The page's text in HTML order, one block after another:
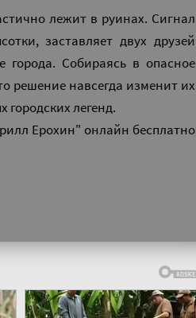
лежит в руинах. Сигнал
заставляет двух друзей
города. Собираясь в опасное
решение навсегда изменит их
легенд.
Ерохин" онлайн бесплатно